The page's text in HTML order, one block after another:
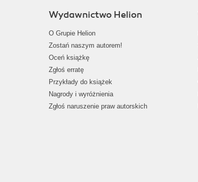
Wydawnictwo Helion
O Grupie Helion
Zostań naszym autorem!
Oceń książkę
Zgłoś erratę
Przykłady do książek
Nagrody i wyróżnienia
Zgłoś naruszenie praw autorskich